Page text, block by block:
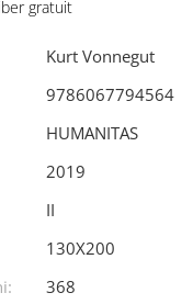
gratuit
Kurt Vonnegut
9786067794564
HUMANITAS
2019
II
130X200
368